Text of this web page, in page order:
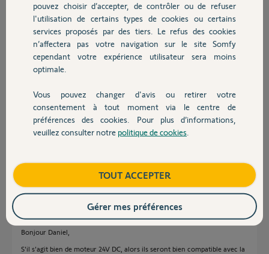
Autres produits
Devis avec un pro
Contact
je changer de moteur.
Cordialement
daniel A.
il y a environ 6 ans
Réponses
Bonjour Daniel,
S'il s'agit bien de moteur 24V DC, alors ils seront bien compatible avec la
pouvez choisir d’accepter, de contrôler ou de refuser
l'utilisation de certains types de cookies ou certains
services proposés par des tiers. Le refus des cookies
n’affectera pas votre navigation sur le site Somfy
cependant votre expérience utilisateur sera moins
optimale.
Vous pouvez changer d'avis ou retirer votre
consentement à tout moment via le centre de
préférences des cookies. Pour plus d’informations,
veuillez consulter notre politique de cookies
TOUT ACCEPTER
Gérer mes préférences